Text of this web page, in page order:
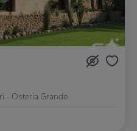
- Osteria Grande